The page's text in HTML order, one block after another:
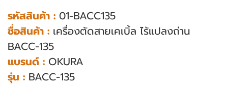
รหัสสินค้า : 01-BACC135
ชื่อสินค้า : เครื่องตัดสายเคเบิ้ล ไร้แปลงถ่าน
BACC-135
แบรนด์ : OKURA
รุ่น : BACC-135